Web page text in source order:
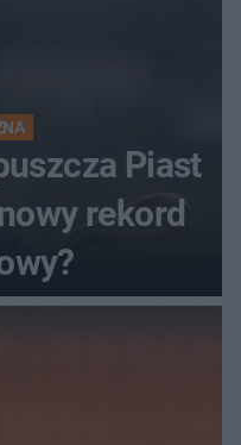
Piast
rekord